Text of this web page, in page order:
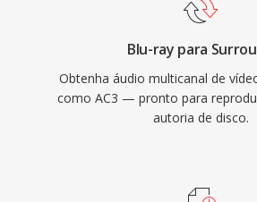
Blu-ray para
Obtenha áudio multicanal de
como AC3 — pronto para
autoria de disco.